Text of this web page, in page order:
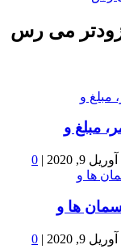
زودتر می رس
مبلغ و
آوریل 9, 2020 |
0
ها و
آوریل 9, 2020 |
0